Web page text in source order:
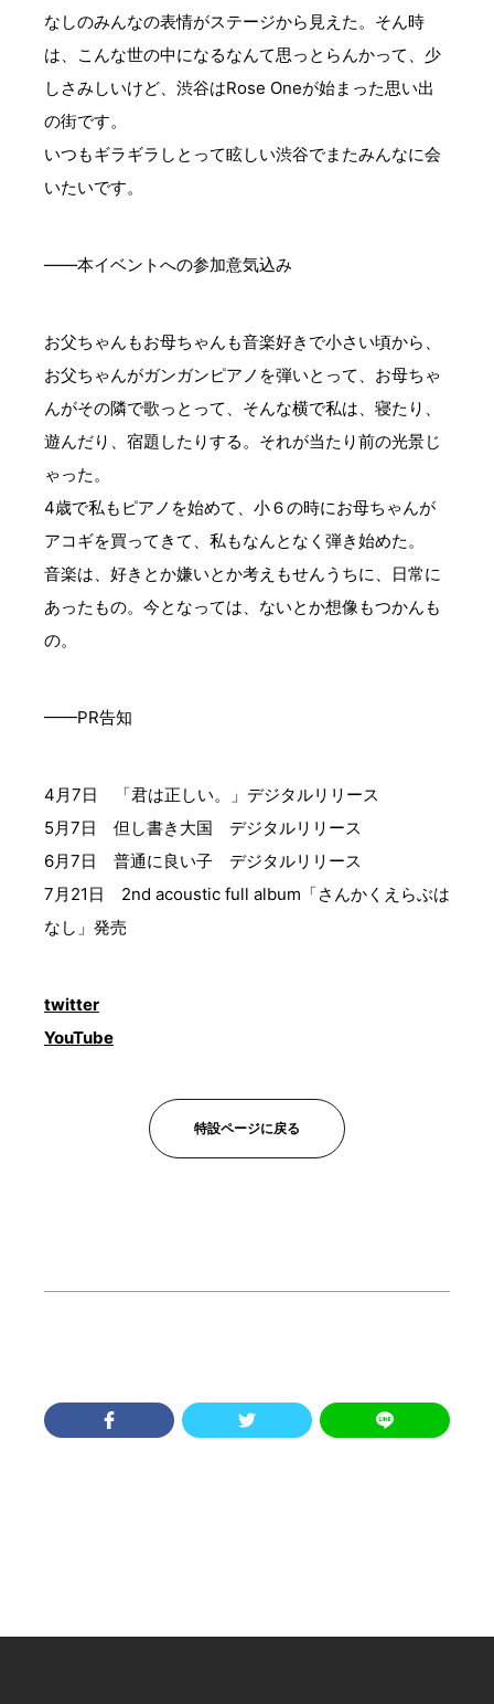
なしのみんなの表情がステージから見えた。そん時
は、こんな世の中になるなんて思っとらんかって、少
しさみしいけど、渋谷はRose Oneが始まった思い出
の街です。
いつもギラギラしとって眩しい渋谷でまたみんなに会
いたいです。
——本イベントへの参加意気込み
お父ちゃんもお母ちゃんも音楽好きで小さい頃から、
お父ちゃんがガンガンピアノを弾いとって、お母ちゃ
んがその隣で歌っとって、そんな横で私は、寝たり、
遊んだり、宿題したりする。それが当たり前の光景じ
ゃった。
4歳で私もピアノを始めて、小６の時にお母ちゃんが
アコギを買ってきて、私もなんとなく弾き始めた。
音楽は、好きとか嫌いとか考えもせんうちに、日常に
あったもの。今となっては、ないとか想像もつかんも
の。
——PR告知
4月7日 「君は正しい。」デジタルリリース
5月7日 但し書き大国 デジタルリリース
6月7日 普通に良い子 デジタルリリース
7月21日 2nd acoustic full album「さんかくえらぶは
なし」発売
twitter
YouTube
特設ページに戻る